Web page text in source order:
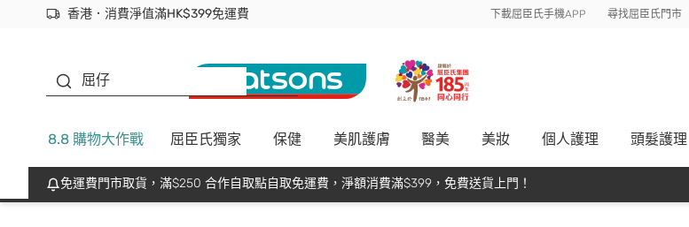
香港．消費淨值滿HK$399免運費
立即成為易賞錢會員盡享獨家優惠
首次APP下單買滿$450 輸入 NEWAPP 即減$50 下載屈臣氏手機APP 尋找屈臣氏門市
屈仔
8.8 購物大作戰 屈臣氏獨家 保健 美肌護膚 醫美 美妝 個人護理 頭髮護理
免運費門市取貨，滿$250 合作自取點自取免運費，淨額消費滿$399，免費送貨上門！